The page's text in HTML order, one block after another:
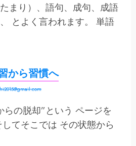
まり）、語句、成句、成語
とよく言われます。 単語
から習慣へ
らの脱却”という ページを
てそこでは その状態から